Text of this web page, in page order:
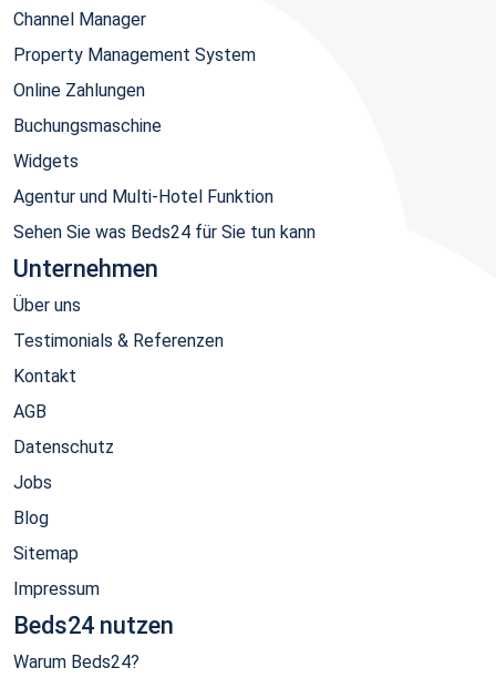
Channel Manager
Property Management System
Online Zahlungen
Buchungsmaschine
Widgets
Agentur und Multi-Hotel Funktion
Sehen Sie was Beds24 für Sie tun kann
Unternehmen
Über uns
Testimonials & Referenzen
Kontakt
AGB
Datenschutz
Jobs
Blog
Sitemap
Impressum
Beds24 nutzen
Warum Beds24?